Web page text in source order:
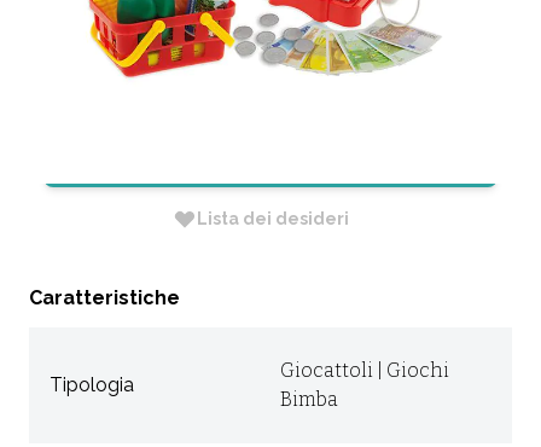
Non Disponibile
Lista dei desideri
Caratteristiche
Tipologia
Giocattoli | Giochi
Bimba